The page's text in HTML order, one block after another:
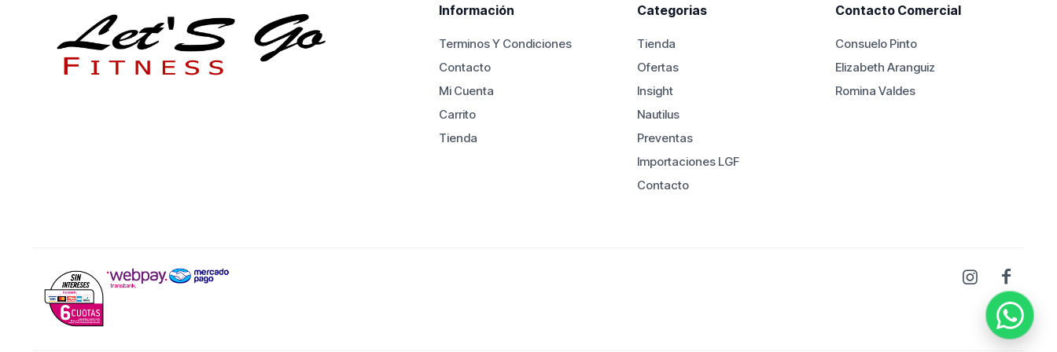
Información
Terminos Y Condiciones
Contacto
Mi Cuenta
Carrito
Tienda
Categorias
Tienda
Ofertas
Insight
Nautilus
Preventas
Importaciones LGF
Contacto
Contacto Comercial
Consuelo Pinto
Elizabeth Aranguiz
Romina Valdes